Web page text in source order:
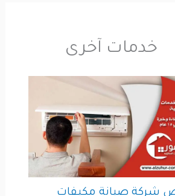
خدمات آخرى
صيانة مكيفات